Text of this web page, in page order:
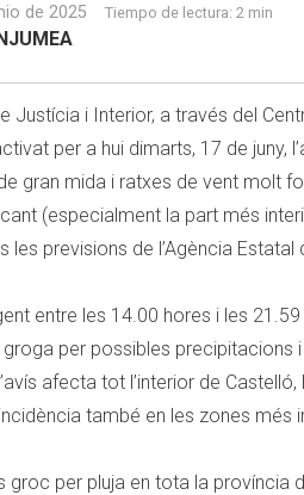
de 2025 Tiempo de lectura: 2 min
Justícia i Interior, a través del
per a hui dimarts, 17 de juny,
gran mida i ratxes de vent molt
(especialment la part més
les previsions de l’Agència
entre les 14.00 hores i les
groga per possibles
afecta tot l’interior de
també en les zones més
groc per pluja en tota la província